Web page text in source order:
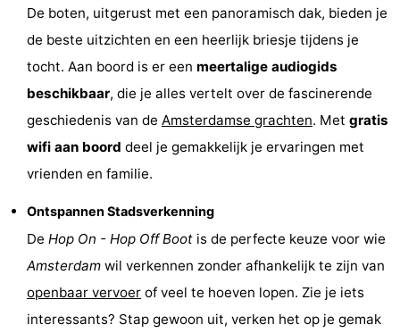
Experiences
Dorpen
Steden
Rondleidingen
Sporten
Fietsen
Wandelen
Amusement
Nachtleven
Eten
De boten, uitgerust met een panoramisch dak, bieden je
de beste uitzichten en een heerlijk briesje tijdens je
tocht. Aan boord is er een meertalige audiogids
beschikbaar, die je alles vertelt over de fascinerende
geschiedenis van de Amsterdamse grachten. Met gratis
wifi aan boord deel je gemakkelijk je ervaringen met
vrienden en familie.
Ontspannen Stadsverkenning
De Hop On - Hop Off Boot is de perfecte keuze voor wie
Amsterdam wil verkennen zonder afhankelijk te zijn van
openbaar vervoer of veel te hoeven lopen. Zie je iets
interessants? Stap gewoon uit, verken het op je gemak